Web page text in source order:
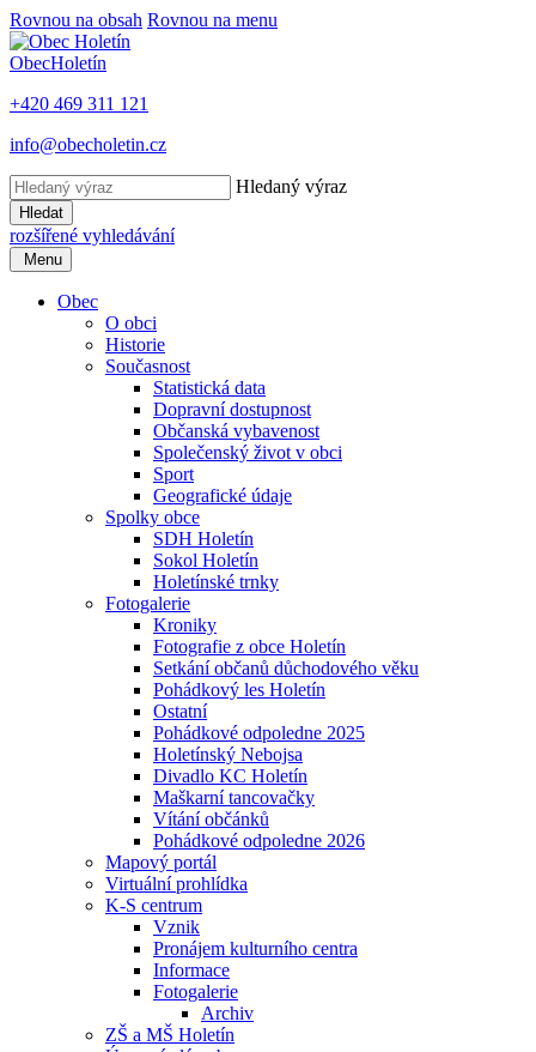
Rovnou na obsah Rovnou na menu
ObecHoletín
+420 469 311 121
info@obecholetin.cz
Hledaný výraz
Hledat
rozšířené vyhledávání
Menu
Obec
O obci
Historie
Současnost
Statistická data
Dopravní dostupnost
Občanská vybavenost
Společenský život v obci
Sport
Geografické údaje
Spolky obce
SDH Holetín
Sokol Holetín
Holetínské trnky
Fotogalerie
Kroniky
Fotografie z obce Holetín
Setkání občanů důchodového věku
Pohádkový les Holetín
Ostatní
Pohádkové odpoledne 2025
Holetínský Nebojsa
Divadlo KC Holetín
Maškarní tancovačky
Vítání občánků
Pohádkové odpoledne 2026
Mapový portál
Virtuální prohlídka
K-S centrum
Vznik
Pronájem kulturního centra
Informace
Fotogalerie
Archiv
ZŠ a MŠ Holetín